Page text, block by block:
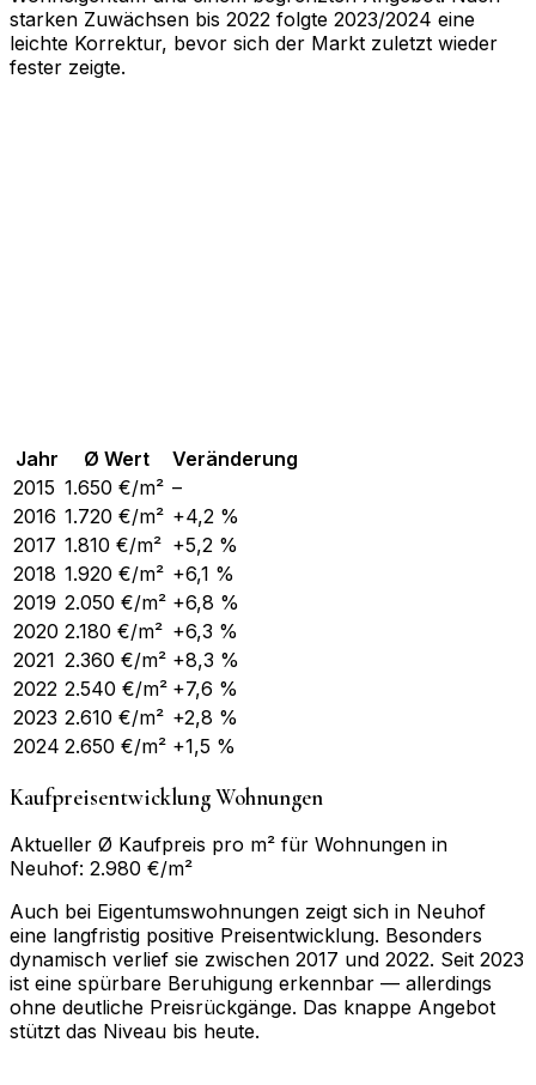
starken Zuwächsen bis 2022 folgte 2023/2024 eine
leichte Korrektur, bevor sich der Markt zuletzt wieder
fester zeigte.
Jahr Ø Wert
Veränderung
2015 1.650 €/m² –
2016 1.720 €/m² +4,2 %
2017 1.810 €/m² +5,2 %
2018 1.920 €/m² +6,1 %
2019 2.050 €/m² +6,8 %
2020 2.180 €/m² +6,3 %
2021 2.360 €/m² +8,3 %
2022 2.540 €/m² +7,6 %
2023 2.610 €/m² +2,8 %
2024 2.650 €/m² +1,5 %
Kaufpreisentwicklung Wohnungen
Aktueller Ø Kaufpreis pro m² für Wohnungen in
Neuhof: 2.980 €/m²
Auch bei Eigentumswohnungen zeigt sich in Neuhof
eine langfristig positive Preisentwicklung. Besonders
dynamisch verlief sie zwischen 2017 und 2022. Seit 2023
ist eine spürbare Beruhigung erkennbar — allerdings
ohne deutliche Preisrückgänge. Das knappe Angebot
stützt das Niveau bis heute.